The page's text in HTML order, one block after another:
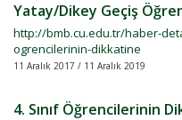
Yatay/Dikey Geçiş
http://bmb.cu.edu.tr/haber-
ogrencilerinin-dikkatine
11 Aralık 2017 / 11 Aralık 2019
4. Sınıf Öğrencilerinin